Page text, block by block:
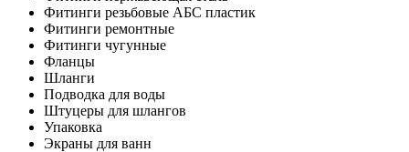
Фитинги резьбовые АБС пластик
Фитинги ремонтные
Фитинги чугунные
Фланцы
Шланги
Подводка для воды
Штуцеры для шлангов
Упаковка
Экраны для ванн